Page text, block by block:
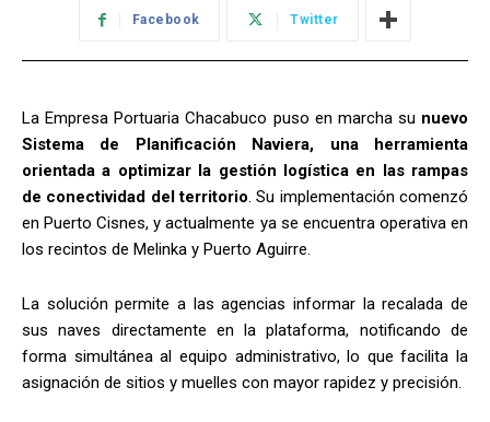
Facebook Twitter
La Empresa Portuaria Chacabuco puso en marcha su nuevo
Sistema de Planificación Naviera, una herramienta
orientada a optimizar la gestión logística en las rampas
de conectividad del territorio. Su implementación comenzó
en Puerto Cisnes, y actualmente ya se encuentra operativa en
los recintos de Melinka y Puerto Aguirre.
La solución permite a las agencias informar la recalada de
sus naves directamente en la plataforma, notificando de
forma simultánea al equipo administrativo, lo que facilita la
asignación de sitios y muelles con mayor rapidez y precisión.